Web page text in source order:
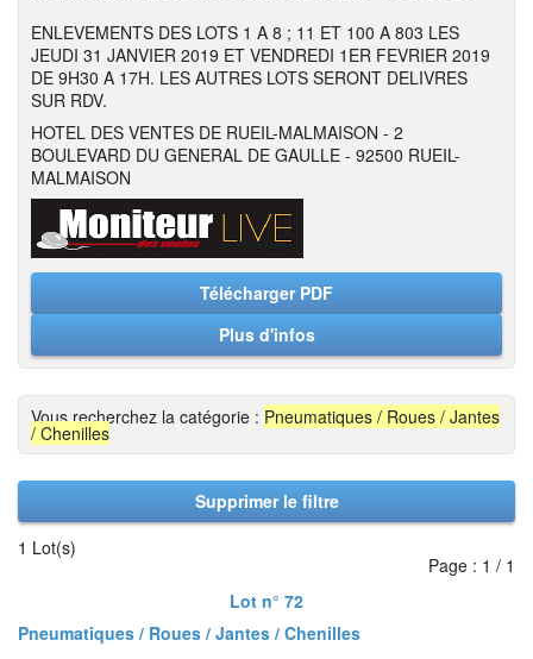
ENLEVEMENTS DES LOTS 1 A 8 ; 11 ET 100 A 803 LES
JEUDI 31 JANVIER 2019 ET VENDREDI 1ER FEVRIER 2019
DE 9H30 A 17H. LES AUTRES LOTS SERONT DELIVRES
SUR RDV.
HOTEL DES VENTES DE RUEIL-MALMAISON - 2
BOULEVARD DU GENERAL DE GAULLE - 92500 RUEIL-
MALMAISON
Télécharger PDF
Plus d'infos
Vous recherchez la catégorie : Pneumatiques / Roues / Jantes
/ Chenilles
Supprimer le filtre
1 Lot(s)
Page : 1 / 1
Lot n° 72
Pneumatiques / Roues / Jantes / Chenilles